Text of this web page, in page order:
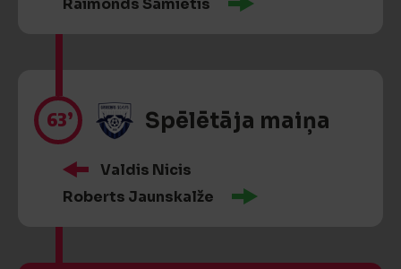
Raimonds Sāmietis
63’ Spēlētāja maiņa
Valdis Nicis
Roberts Jaunskalže